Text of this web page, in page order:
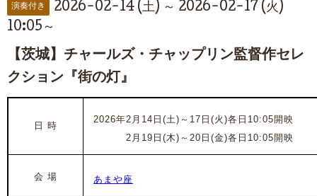
演奏付き
2026-02-14 (土) ～ 2026-02-17 (火)
10:05～
【茨城】チャールズ・チャップリン監督作セレ
クション『街の灯』
日 時
2026年2月14日(土)～17日 (火)各日10:05開映
2月19日(木)～20日(金)各日10:05開映
会 場 あまや座